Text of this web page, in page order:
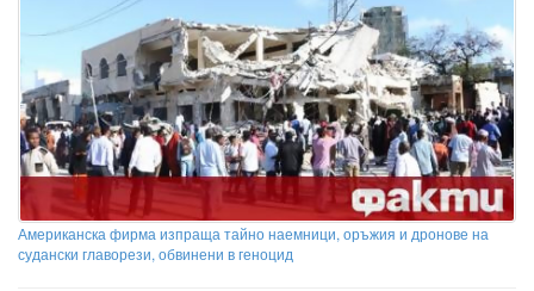
Американска фирма изпраща тайно наемници, оръжия и дронове на
судански главорези, обвинени в геноцид